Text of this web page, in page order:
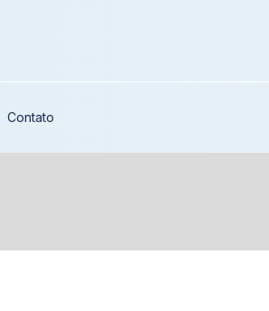
Contato